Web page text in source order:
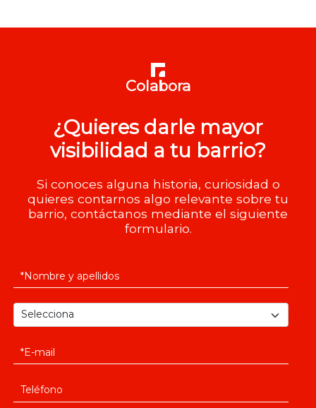
Colabora
¿Quieres darle mayor
visibilidad a tu barrio?
Si conoces alguna historia, curiosidad o
quieres contarnos algo relevante sobre tu
barrio, contáctanos mediante el siguiente
formulario.